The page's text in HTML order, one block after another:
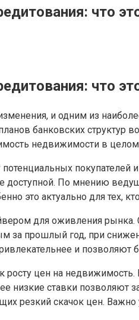
что
что
и одним из
банковских структур
недвижимости в
покупателей
доступной. По мнению
это актуально для тех,
для оживления
прошлый год, при
и
цен на
низкие ставки
резкий скачок цен.